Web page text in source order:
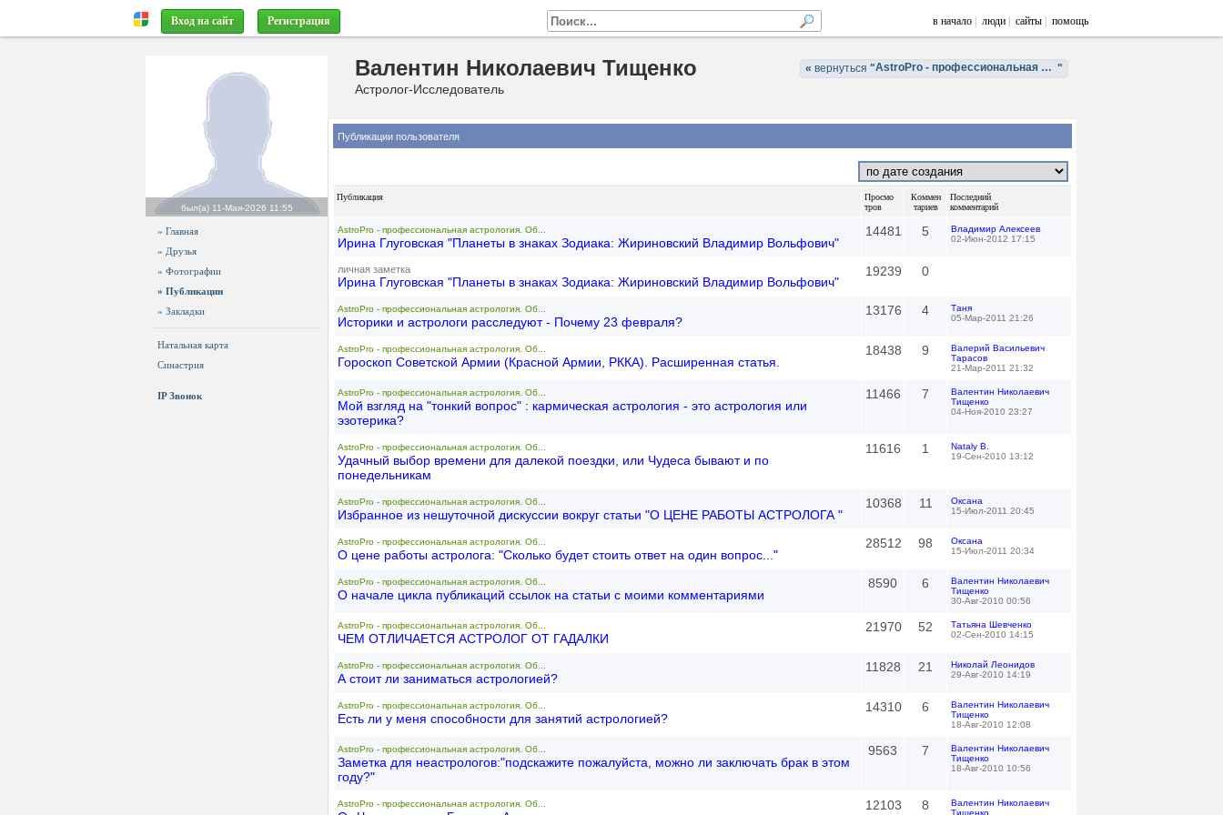
Вход на сайт Регистрация в начало люди сайты помощь
« вернуться " AstroPro - профессиональная астрология. Обучение и консультации. "
Валентин Николаевич Тищенко
Астролог-Исследователь
был(а) 11-Мая-2026 11:55
» Главная
» Друзья
» Фотографии
» Публикации
» Закладки
Натальная карта
Синастрия
IP Звонок
Публикации пользователя
Публикация
Просмо
тров
Коммен
тариев
Последний
комментарий
AstroPro - профессиональная астрология. Об...
Ирина Глуговская "Планеты в знаках Зодиака: Жириновский Владимир Вольфович"
14481 5
Владимир Алексеев
02-Июн-2012 17:15
личная заметка
Ирина Глуговская "Планеты в знаках Зодиака: Жириновский Владимир Вольфович"
19239 0
AstroPro - профессиональная астрология. Об...
Историки и астрологи расследуют - Почему 23 февраля?
13176 4
Таня
05-Мар-2011 21:26
AstroPro - профессиональная астрология. Об...
Гороскоп Советской Армии (Красной Армии, РККА). Расширенная статья.
18438 9
Валерий Васильевич
Тарасов
21-Мар-2011 21:32
AstroPro - профессиональная астрология. Об...
Мой взгляд на "тонкий вопрос" : кармическая астрология - это астрология или
эзотерика?
11466 7
Валентин Николаевич
Тищенко
04-Ноя-2010 23:27
AstroPro - профессиональная астрология. Об...
Удачный выбор времени для далекой поездки, или Чудеса бывают и по
понедельникам
11616 1
Nataly B.
19-Сен-2010 13:12
AstroPro - профессиональная астрология. Об...
Избранное из нешуточной дискуссии вокруг статьи "О ЦЕНЕ РАБОТЫ АСТРОЛОГА "
10368 11
Оксана
15-Июл-2011 20:45
AstroPro - профессиональная астрология. Об...
О цене работы астролога: "Сколько будет стоить ответ на один вопрос..."
28512 98
Оксана
15-Июл-2011 20:34
AstroPro - профессиональная астрология. Об...
О начале цикла публикаций ссылок на статьи с моими комментариями
8590 6
Валентин Николаевич
Тищенко
30-Авг-2010 00:56
AstroPro - профессиональная астрология. Об...
ЧЕМ ОТЛИЧАЕТСЯ АСТРОЛОГ ОТ ГАДАЛКИ
21970 52
Татьяна Шевченко
02-Сен-2010 14:15
AstroPro - профессиональная астрология. Об...
А стоит ли заниматься астрологией?
11828 21
Николай Леонидов
29-Авг-2010 14:19
AstroPro - профессиональная астрология. Об...
Есть ли у меня способности для занятий астрологией?
14310 6
Валентин Николаевич
Тищенко
18-Авг-2010 12:08
AstroPro - профессиональная астрология. Об...
Заметка для неастрологов:"подскажите пожалуйста, можно ли заключать брак в этом
году?"
9563 7
Валентин Николаевич
Тищенко
18-Авг-2010 10:56
AstroPro - профессиональная астрология. Об... 12103 8
Валентин Николаевич
Тищенко